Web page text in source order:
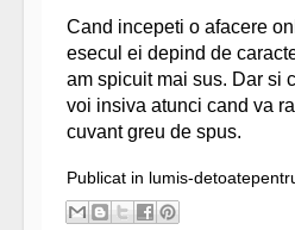
Cand incepeti o afacere
esecul ei depind de
am spicuit mai sus. Dar si
voi insiva atunci cand va
cuvant greu de spus.
Publicat in lumis-